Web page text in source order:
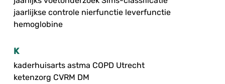
jaarlijkse controle nierfunctie leverfunctie
hemoglobine
K
kaderhuisarts astma COPD Utrecht
ketenzorg CVRM DM